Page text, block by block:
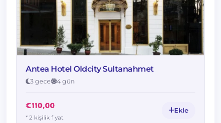
Antea Hotel Oldcity Sultanahmet
3 gece 4 gün
€110,00
* 2 kişilik fiyat
Ekle